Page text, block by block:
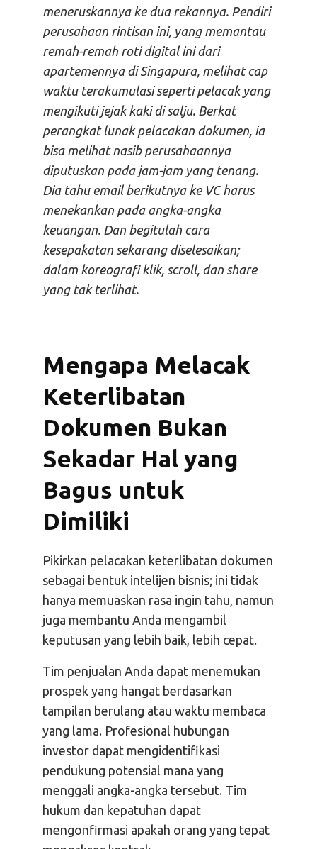
meneruskannya ke dua rekannya. Pendiri
perusahaan rintisan ini, yang memantau
remah-remah roti digital ini dari
apartemennya di Singapura, melihat cap
waktu terakumulasi seperti pelacak yang
mengikuti jejak kaki di salju. Berkat
perangkat lunak pelacakan dokumen, ia
bisa melihat nasib perusahaannya
diputuskan pada jam-jam yang tenang.
Dia tahu email berikutnya ke VC harus
menekankan pada angka-angka
keuangan. Dan begitulah cara
kesepakatan sekarang diselesaikan;
dalam koreografi klik, scroll, dan share
yang tak terlihat.
Mengapa Melacak
Keterlibatan
Dokumen Bukan
Sekadar Hal yang
Bagus untuk
Dimiliki
Pikirkan pelacakan keterlibatan dokumen
sebagai bentuk intelijen bisnis; ini tidak
hanya memuaskan rasa ingin tahu, namun
juga membantu Anda mengambil
keputusan yang lebih baik, lebih cepat.
Tim penjualan Anda dapat menemukan
prospek yang hangat berdasarkan
tampilan berulang atau waktu membaca
yang lama. Profesional hubungan
investor dapat mengidentifikasi
pendukung potensial mana yang
menggali angka-angka tersebut. Tim
hukum dan kepatuhan dapat
mengonfirmasi apakah orang yang tepat